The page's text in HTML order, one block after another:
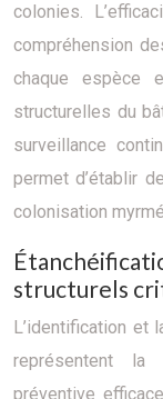
colonies.
compréhension
chaque espèce
structurelles du
surveillance
permet d’établir
colonisation
structurels
L’identification et
représentent la
préventive